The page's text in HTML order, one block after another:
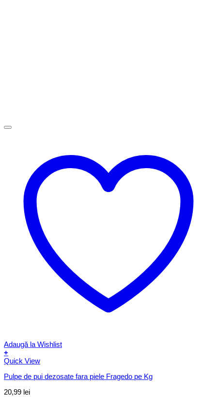
Adaugă la Wishlist
+
Quick View
Pulpe de pui dezosate fara piele Fragedo pe Kg
20,99 lei